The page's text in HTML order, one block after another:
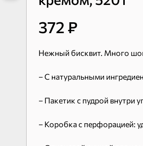
372 ₽
Нежный бисквит. Много
– С натуральными
– Пакетик с пудрой внутри
– Коробка с перфорацией: